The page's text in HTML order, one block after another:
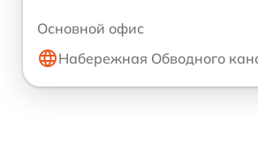
Основной офис
Набережная Обводного